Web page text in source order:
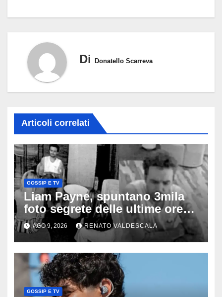
Di Donatello Scarreva
Articoli correlati
GOSSIP E TV
Liam Payne, spuntano 3mila
foto segrete delle ultime ore:
cosa è successo prima della
tragica caduta dall’hotel
AGO 9, 2026 RENATO VALDESCALA
GOSSIP E TV